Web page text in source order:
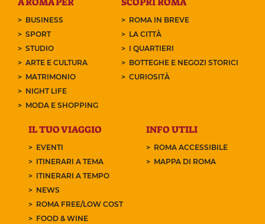
BUSINESS
SPORT
STUDIO
ARTE E CULTURA
MATRIMONIO
NIGHT LIFE
MODA E SHOPPING
ROMA IN BREVE
LA CITTÀ
I QUARTIERI
BOTTEGHE E NEGOZI STORICI
CURIOSITÀ
IL TUO VIAGGIO
EVENTI
ITINERARI A TEMA
ITINERARI A TEMPO
NEWS
ROMA FREE/LOW COST
FOOD & WINE
INFO UTILI
ROMA ACCESSIBILE
MAPPA DI ROMA